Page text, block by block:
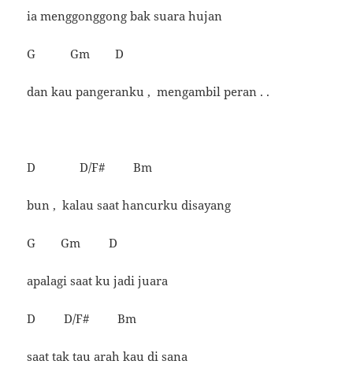
ia menggonggong bak suara hujan
G Gm D
dan kau pangeranku , mengambil peran . .
D D/F# Bm
bun , kalau saat hancurku disayang
G Gm D
apalagi saat ku jadi juara
D D/F# Bm
saat tak tau arah kau di sana